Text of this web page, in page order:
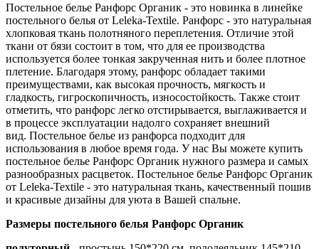
Постельное белье Ранфорс Органик - это новинка в линейке
постельного белья от Leleka-Textile. Ранфорс - это натуральная
хлопковая ткань полотняного переплетения. Отличие этой
ткани от бязи состоит в том, что для ее производства
используется более тонкая закрученная нить и более плотное
плетение. Благодаря этому, ранфорс обладает такими
преимуществами, как высокая прочность, мягкость и
гладкость, гигроскопичность, износостойкость. Также стоит
отметить, что ранфорс легко отстирывается, выглаживается и
в процессе эксплуатации надолго сохраняет внешний
вид. Постельное белье из ранфорса подходит для
использования в любое время года. У нас Вы можете купить
постельное белье Ранфорс Органик нужного размера и самых
разнообразных расцветок. Постельное белье Ранфорс Органик
от Leleka-Textile - это натуральная ткань, качественный пошив
и красивые дизайны для уюта в Вашей спальне.
Размеры постельного белья Ранфорс Органик